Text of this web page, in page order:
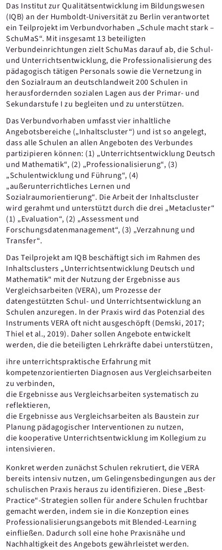
Das Institut zur Qualitätsentwicklung im Bildungswesen
(IQB) an der Humboldt-Universität zu Berlin verantwortet
ein Teilprojekt im Verbundvorhaben „Schule macht stark –
SchuMaS“. Mit insgesamt 13 beteiligten
Verbundeinrichtungen zielt SchuMas darauf ab, die Schul-
und Unterrichtsentwicklung, die Professionalisierung des
pädagogisch tätigen Personals sowie die Vernetzung in
den Sozialraum an deutschlandweit 200 Schulen in
herausfordernden sozialen Lagen aus der Primar- und
Sekundarstufe I zu begleiten und zu unterstützen.
Das Verbundvorhaben umfasst vier inhaltliche
Angebotsbereiche („Inhaltscluster“) und ist so angelegt,
dass alle Schulen an allen Angeboten des Verbundes
partizipieren können: (1) „Unterrichtsentwicklung Deutsch
und Mathematik“, (2) „Professionalisierung“, (3)
„Schulentwicklung und Führung“, (4)
„außerunterrichtliches Lernen und
Sozialraumorientierung“. Die Arbeit der Inhaltscluster
wird gerahmt und unterstützt durch die drei „Metacluster“
(1) „Evaluation“, (2) „Assessment und
Forschungsdatenmanagement“, (3) „Verzahnung und
Transfer“.
Das Teilprojekt am IQB beschäftigt sich im Rahmen des
Inhaltsclusters „Unterrichtsentwicklung Deutsch und
Mathematik“ mit der Nutzung der Ergebnisse aus
Vergleichsarbeiten (VERA), um Prozesse der
datengestützten Schul- und Unterrichtsentwicklung an
Schulen anzuregen. In der Praxis wird das Potenzial des
Instruments VERA oft nicht ausgeschöpft (Demski, 2017;
Thiel et al., 2019). Daher sollen Angebote entwickelt
werden, die die beteiligten Lehrkräfte dabei unterstützen,
ihre unterrichtspraktische Erfahrung mit
kompetenzorientierten Diagnosen aus Vergleichsarbeiten
zu verbinden,
die Ergebnisse aus Vergleichsarbeiten systematisch zu
reflektieren,
die Ergebnisse aus Vergleichsarbeiten als Baustein zur
Planung pädagogischer Interventionen zu nutzen,
die kooperative Unterrichtsentwicklung im Kollegium zu
intensivieren.
Konkret werden zunächst Schulen rekrutiert, die VERA
bereits intensiv nutzen, um Gelingensbedingungen aus der
schulischen Praxis heraus zu identifizieren. Diese „Best-
Practice“-Strategien sollen für andere Schulen fruchtbar
gemacht werden, indem sie in die Konzeption eines
Professionalisierungsangebots mit Blended-Learning
einfließen. Dadurch soll eine hohe Praxisnähe und
Nachhaltigkeit des Angebots gewährleistet werden.